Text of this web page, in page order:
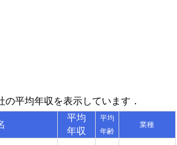
の平均年収を表示しています．
平均
年収
平均
年齢
業種